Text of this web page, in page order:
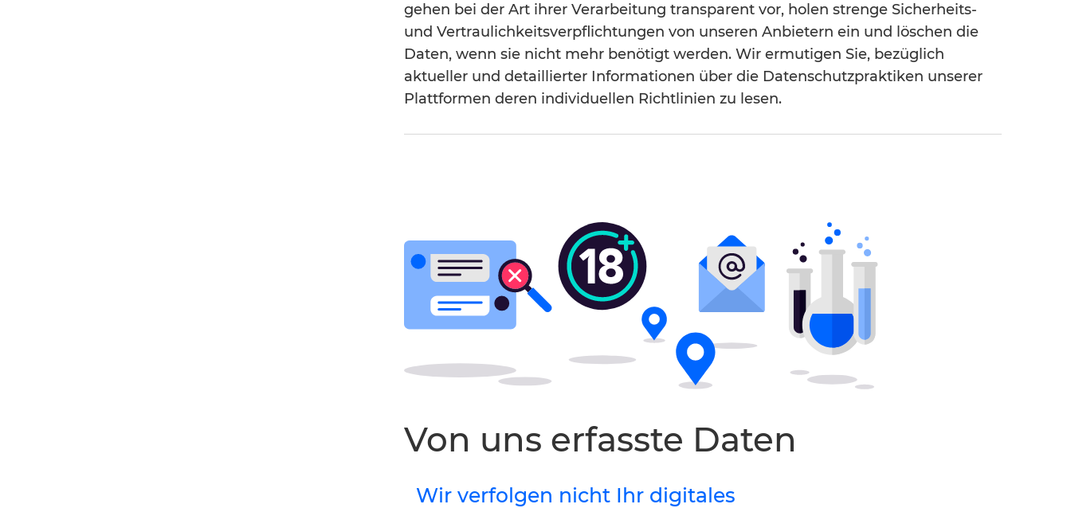
gehen bei der Art ihrer Verarbeitung transparent vor, holen strenge Sicherheits-
und Vertraulichkeitsverpflichtungen von unseren Anbietern ein und löschen die
Daten, wenn sie nicht mehr benötigt werden. Wir ermutigen Sie, bezüglich
aktueller und detaillierter Informationen über die Datenschutzpraktiken unserer
Plattformen deren individuellen Richtlinien zu lesen.
Von uns erfasste Daten
Wir verfolgen nicht Ihr digitales